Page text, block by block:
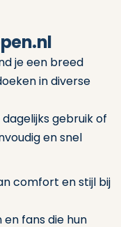
je een breed
in diverse
gebruik of
en snel
comfort en stijl bij
fans die hun